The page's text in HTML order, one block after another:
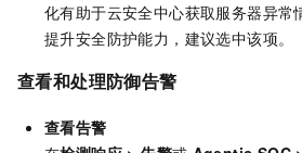
化有助于云安全中心获取服务器异常
提升安全防护能力，建议选中该项。
查看和处理防御告警
查看告警